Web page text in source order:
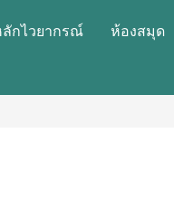
กไวยากรณ์ ห้องสมุด